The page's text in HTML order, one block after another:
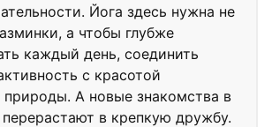
Йога здесь нужна не
а чтобы глубже
каждый день, соединить
с красотой
А новые знакомства в
перерастают в крепкую дружбу.